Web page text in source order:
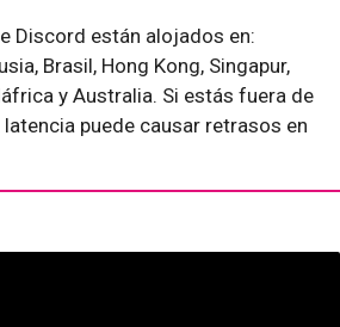
Discord están alojados en:
Brasil, Hong Kong, Singapur,
y Australia. Si estás fuera de
puede causar retrasos en